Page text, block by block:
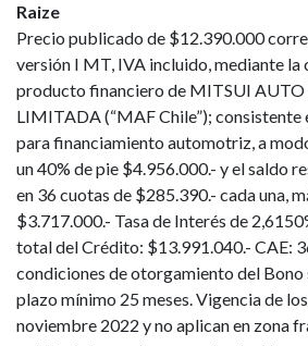
Raize
Precio publicado de $12.390.000
versión I MT, IVA incluido, mediante
producto financiero de MITSUI
LIMITADA (“MAF Chile”); consistente
para financiamiento automotriz, a
un 40% de pie $4.956.000.- y el saldo
en 36 cuotas de $285.390.- cada una,
$3.717.000.- Tasa de Interés de
total del Crédito: $13.991.040.- CAE:
condiciones de otorgamiento del Bono
plazo mínimo 25 meses. Vigencia de
noviembre 2022 y no aplican en zona